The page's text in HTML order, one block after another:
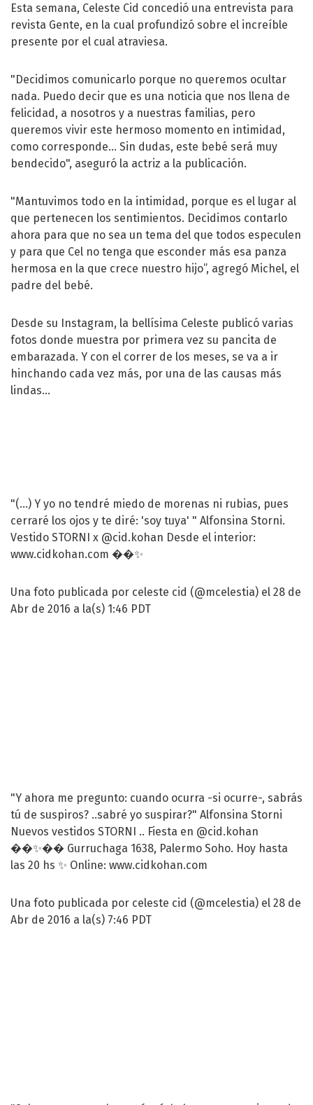
Esta semana, Celeste Cid concedió una entrevista para
revista Gente, en la cual profundizó sobre el increíble
presente por el cual atraviesa.
"Decidimos comunicarlo porque no queremos ocultar
nada. Puedo decir que es una noticia que nos llena de
felicidad, a nosotros y a nuestras familias, pero
queremos vivir este hermoso momento en intimidad,
como corresponde... Sin dudas, este bebé será muy
bendecido", aseguró la actriz a la publicación.
"Mantuvimos todo en la intimidad, porque es el lugar al
que pertenecen los sentimientos. Decidimos contarlo
ahora para que no sea un tema del que todos especulen
y para que Cel no tenga que esconder más esa panza
hermosa en la que crece nuestro hijo”, agregó Michel, el
padre del bebé.
Desde su Instagram, la bellísima Celeste publicó varias
fotos donde muestra por primera vez su pancita de
embarazada. Y con el correr de los meses, se va a ir
hinchando cada vez más, por una de las causas más
lindas…
"(...) Y yo no tendré miedo de morenas ni rubias, pues
cerraré los ojos y te diré: 'soy tuya' " Alfonsina Storni.
Vestido STORNI x @cid.kohan Desde el interior:
www.cidkohan.com ��✨
Una foto publicada por celeste cid (@mcelestia) el 28 de
Abr de 2016 a la(s) 1:46 PDT
"Y ahora me pregunto: cuando ocurra -si ocurre-, sabrás
tú de suspiros? ..sabré yo suspirar?" Alfonsina Storni
Nuevos vestidos STORNI .. Fiesta en @cid.kohan
��✨�� Gurruchaga 1638, Palermo Soho. Hoy hasta
las 20 hs ✨ Online: www.cidkohan.com
Una foto publicada por celeste cid (@mcelestia) el 28 de
Abr de 2016 a la(s) 7:46 PDT